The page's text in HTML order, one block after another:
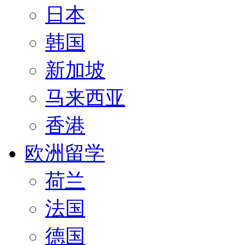
日本
韩国
新加坡
马来西亚
香港
欧洲留学
荷兰
法国
德国